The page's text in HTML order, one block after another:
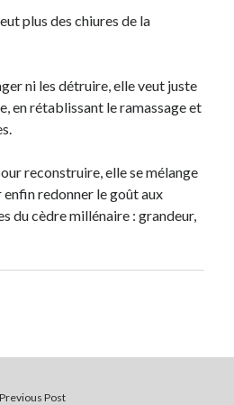
plus des chiures de la
ni les détruire, elle veut juste
en rétablissant le ramassage et
reconstruire, elle se mélange
redonner le goût aux
du cèdre millénaire : grandeur,
Previous Post